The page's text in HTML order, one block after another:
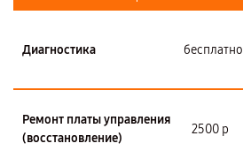
Диагностика бесплатно
Ремонт платы управления
(восстановление)
2500 р